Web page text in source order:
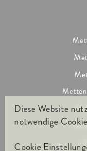
Diese Website
notwendige
Cookie